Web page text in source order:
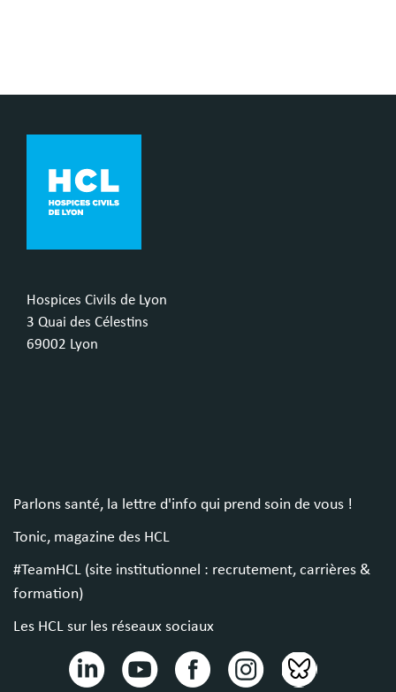
Hospices Civils de Lyon
3 Quai des Célestins
69002 Lyon
Parlons santé, la lettre d'info qui prend soin de vous !
Tonic, magazine des HCL
#TeamHCL (site institutionnel : recrutement, carrières &
formation)
Les HCL sur les réseaux sociaux